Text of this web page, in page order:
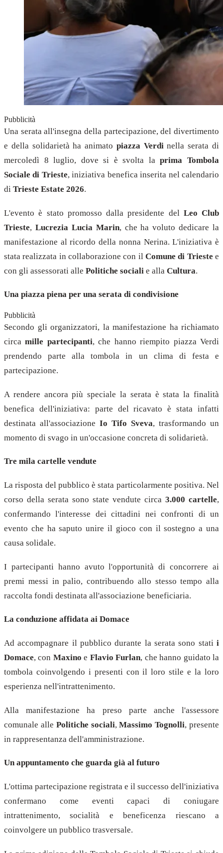
Pubblicità
Una serata all'insegna della partecipazione, del divertimento
e della solidarietà ha animato piazza Verdinella serata di
mercoledì 8 luglio, dove si è svolta laprima Tombola
Sociale di Trieste, iniziativa benefica inserita nel calendario
di Trieste Estate 2026.
L'evento è stato promosso dalla presidente del Leo Club
Trieste, Lucrezia Lucia Marin, che ha voluto dedicare la
manifestazione al ricordo della nonna Nerina. L'iniziativa è
stata realizzata in collaborazione con il Comune di Trieste e
con gli assessorati alle Politiche sociali e alla Cultura.
Una piazza piena per una serata di condivisione
Pubblicità
Secondo gli organizzatori, la manifestazione ha richiamato
circamille partecipanti, che hanno riempito piazza Verdi
prendendo parte alla tombola in un clima di festa e
partecipazione.
A rendere ancora più speciale la serata è stata la finalità
benefica dell'iniziativa: parte del ricavato è stata infatti
destinata all'associazione Io Tifo Sveva, trasformando un
momento di svago in un'occasione concreta di solidarietà.
Tre mila cartelle vendute
La risposta del pubblico è stata particolarmente positiva. Nel
corso della serata sono state vendute circa 3.000 cartelle,
confermando l'interesse dei cittadini nei confronti di un
evento che ha saputo unire il gioco con il sostegno a una
causa solidale.
I partecipanti hanno avuto l'opportunità di concorrere ai
premi messi in palio, contribuendo allo stesso tempo alla
raccolta fondi destinata all'associazione beneficiaria.
La conduzione affidata ai Domace
Ad accompagnare il pubblico durante la serata sono stati i
Domace, con Maxino e Flavio Furlan, che hanno guidato la
tombola coinvolgendo i presenti con il loro stile e la loro
esperienza nell'intrattenimento.
Alla manifestazione ha preso parte anche l'assessore
comunale alle Politiche sociali,Massimo Tognolli, presente
in rappresentanza dell'amministrazione.
Un appuntamento che guarda già al futuro
L'ottima partecipazione registrata e il successo dell'iniziativa
confermano come eventi capaci di coniugare
intrattenimento, socialità e beneficenza riescano a
coinvolgere un pubblico trasversale.